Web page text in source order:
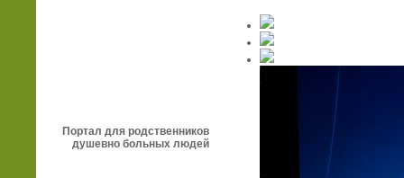
Портал для родственников
душевно больных людей